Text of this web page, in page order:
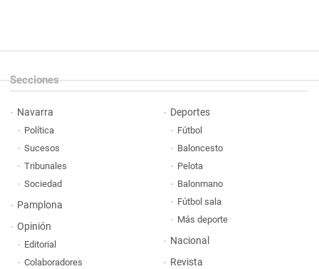
Secciones
Navarra
Política
Sucesos
Tribunales
Sociedad
Pamplona
Opinión
Editorial
Colaboradores
Deportes
Fútbol
Baloncesto
Pelota
Balonmano
Fútbol sala
Más deporte
Nacional
Revista